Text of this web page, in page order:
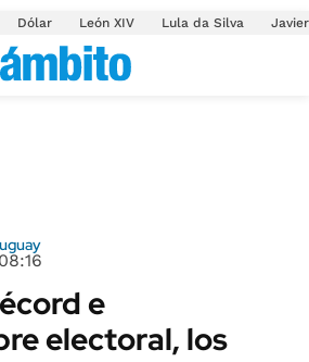
Dólar León XIV Lula da Silva
e
electoral, los